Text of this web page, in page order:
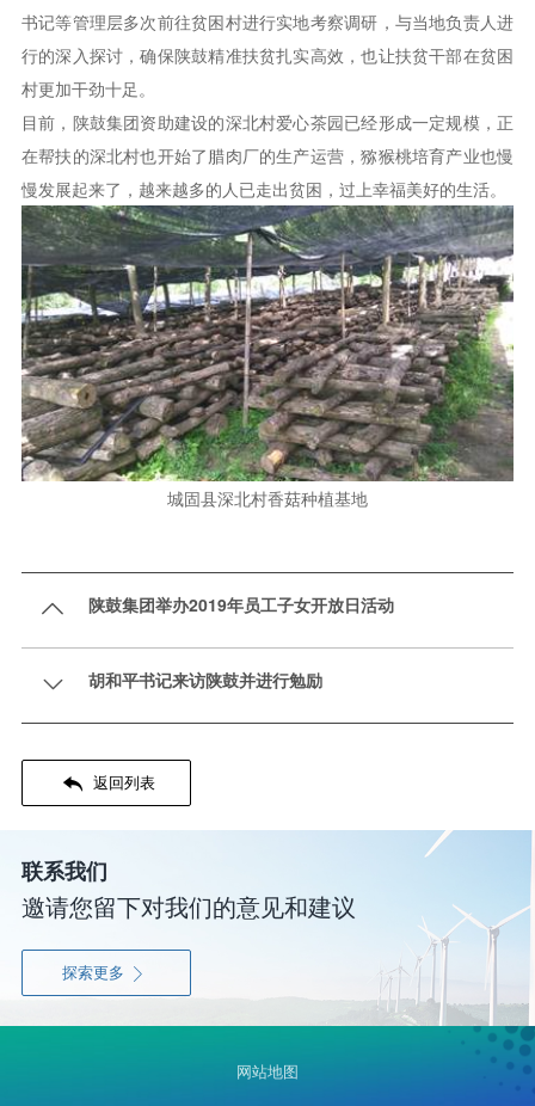
书记等管理层多次前往贫困村进行实地考察调研，与当地负责人进
行的深入探讨，确保陕鼓精准扶贫扎实高效，也让扶贫干部在贫困
村更加干劲十足。
目前，陕鼓集团资助建设的深北村爱心茶园已经形成一定规模，正
在帮扶的深北村也开始了腊肉厂的生产运营，猕猴桃培育产业也慢
慢发展起来了，越来越多的人已走出贫困，过上幸福美好的生活。
城固县深北村香菇种植基地
 陕鼓集团举办2019年员工子女开放日活动
 胡和平书记来访陕鼓并进行勉励
 返回列表
联系我们
邀请您留下对我们的意见和建议
探索更多 
网站地图